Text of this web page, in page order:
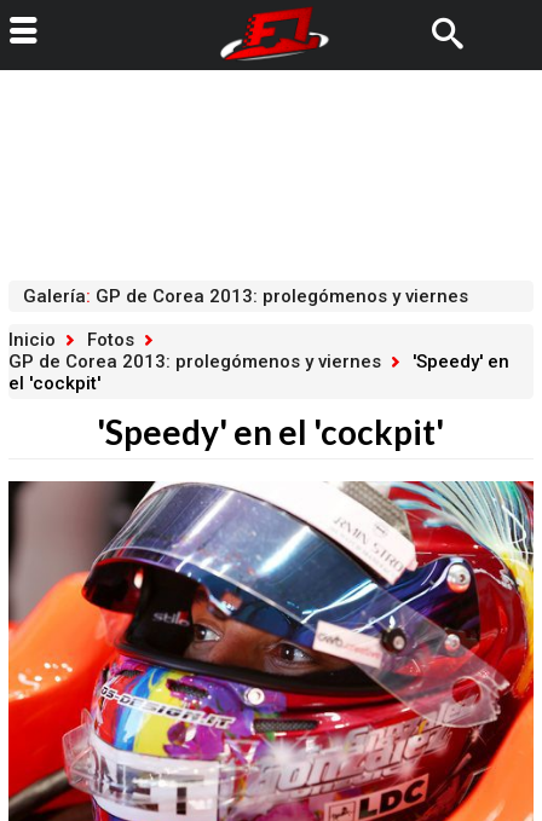
Galería: GP de Corea 2013: prolegómenos y viernes
Inicio
Fotos
GP de Corea 2013: prolegómenos y viernes
'Speedy' en
el 'cockpit'
'Speedy' en el 'cockpit'